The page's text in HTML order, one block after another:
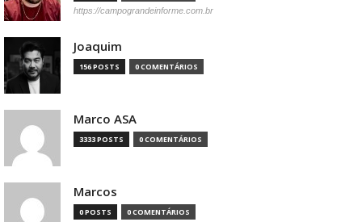
https://campograndeinforme.com.br
Joaquim
156 POSTS 0 COMENTÁRIOS
Marco ASA
3333 POSTS 0 COMENTÁRIOS
Marcos
0 POSTS 0 COMENTÁRIOS